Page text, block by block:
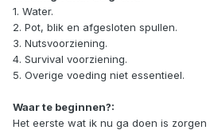
1. Water.
2. Pot, blik en afgesloten spullen.
3. Nutsvoorziening.
4. Survival voorziening.
5. Overige voeding niet essentieel.
Waar te beginnen?:
Het eerste wat ik nu ga doen is